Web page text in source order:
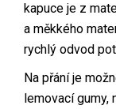
kapuce je z
a měkkého
rychlý odvod
Na přání je
lemovací gumy,